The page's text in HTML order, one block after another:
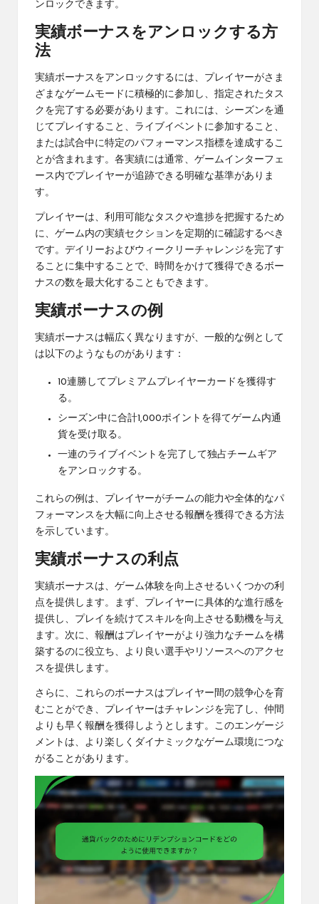
ンロックできます。
実績ボーナスをアンロックする方
法
実績ボーナスをアンロックするには、プレイヤーがさま
ざまなゲームモードに積極的に参加し、指定されたタス
クを完了する必要があります。これには、シーズンを通
じてプレイすること、ライブイベントに参加すること、
または試合中に特定のパフォーマンス指標を達成するこ
とが含まれます。各実績には通常、ゲームインターフェ
ース内でプレイヤーが追跡できる明確な基準がありま
す。
プレイヤーは、利用可能なタスクや進捗を把握するため
に、ゲーム内の実績セクションを定期的に確認するべき
です。デイリーおよびウィークリーチャレンジを完了す
ることに集中することで、時間をかけて獲得できるボー
ナスの数を最大化することもできます。
実績ボーナスの例
実績ボーナスは幅広く異なりますが、一般的な例として
は以下のようなものがあります：
10連勝してプレミアムプレイヤーカードを獲得す
る。
シーズン中に合計1,000ポイントを得てゲーム内通
貨を受け取る。
一連のライブイベントを完了して独占チームギア
をアンロックする。
これらの例は、プレイヤーがチームの能力や全体的なパ
フォーマンスを大幅に向上させる報酬を獲得できる方法
を示しています。
実績ボーナスの利点
実績ボーナスは、ゲーム体験を向上させるいくつかの利
点を提供します。まず、プレイヤーに具体的な進行感を
提供し、プレイを続けてスキルを向上させる動機を与え
ます。次に、報酬はプレイヤーがより強力なチームを構
築するのに役立ち、より良い選手やリソースへのアクセ
スを提供します。
さらに、これらのボーナスはプレイヤー間の競争心を育
むことができ、プレイヤーはチャレンジを完了し、仲間
よりも早く報酬を獲得しようとします。このエンゲージ
メントは、より楽しくダイナミックなゲーム環境につな
がることがあります。